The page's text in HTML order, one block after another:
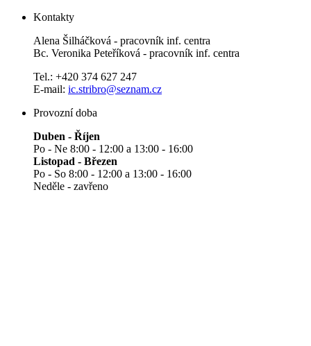
Kontakty
Alena Šilháčková - pracovník inf. centra
Bc. Veronika Peteříková - pracovník inf. centra
Tel.: +420 374 627 247
E-mail: ic.stribro@seznam.cz
Provozní doba
Duben - Říjen
Po - Ne 8:00 - 12:00 a 13:00 - 16:00
Listopad - Březen
Po - So 8:00 - 12:00 a 13:00 - 16:00
Neděle - zavřeno